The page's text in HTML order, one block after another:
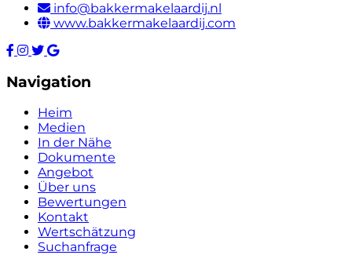
info@bakkermakelaardij.nl
www.bakkermakelaardij.com
Navigation
Heim
Medien
In der Nähe
Dokumente
Angebot
Über uns
Bewertungen
Kontakt
Wertschätzung
Suchanfrage